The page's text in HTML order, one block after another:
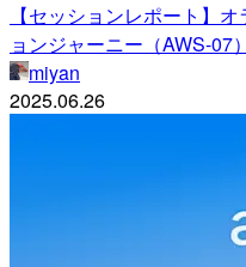
【セッションレポート】
ョンジャーニー（AWS-07
miyan
2025.06.26